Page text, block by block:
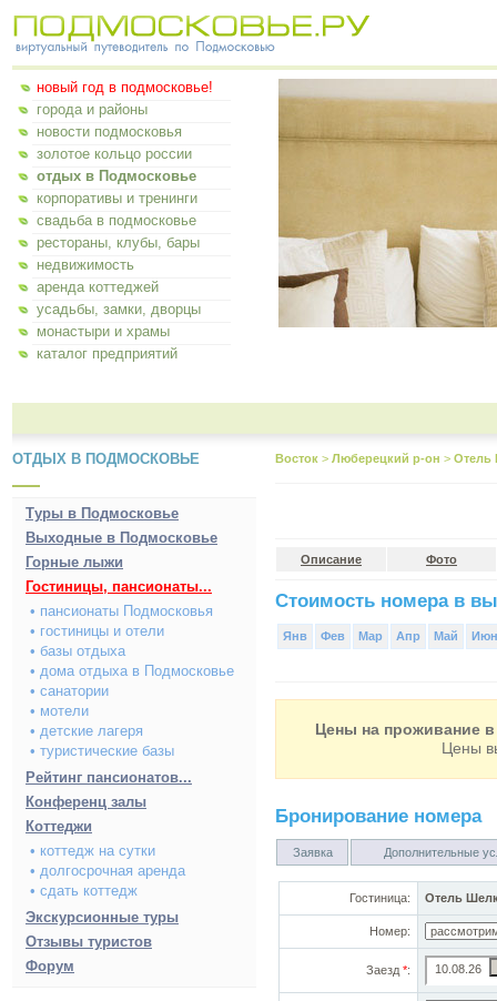
новый год в подмосковье!
города и районы
новости подмосковья
золотое кольцо россии
отдых в Подмосковье
корпоративы и тренинги
свадьба в подмосковье
рестораны, клубы, бары
недвижимость
аренда коттеджей
усадьбы, замки, дворцы
монастыри и храмы
каталог предприятий
ОТДЫХ В ПОДМОСКОВЬЕ
Туры в Подмосковье
Выходные в Подмосковье
Горные лыжи
Гостиницы, пансионаты...
• пансионаты Подмосковья
• гостиницы и отели
• базы отдыха
• дома отдыха в Подмосковье
• санатории
• мотели
• детские лагеря
• туристические базы
Рейтинг пансионатов...
Конференц залы
Коттеджи
• коттедж на сутки
• долгосрочная аренда
• сдать коттедж
Экскурсионные туры
Отзывы туристов
Форум
Восток > Люберецкий р-он > Отель
Описание Фото
Стоимость номера в
Янв Фев Мар Апр Май Июн
Цены на проживание в
Цены
Бронирование номера
Заявка Дополнительные
Гостиница: Отель
Номер:
Заезд *: